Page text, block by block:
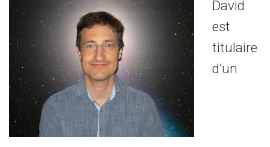
David
est
titulaire
d’un